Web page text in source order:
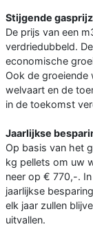
Stijgende
De prijs van een
verdriedubbeld.
economische
Ook de groeiende
welvaart en de
in de toekomst
Jaarlijkse
Op basis van het
kg pellets om uw
neer op € 770,-.
jaarlijkse
elk jaar zullen
uitvallen.